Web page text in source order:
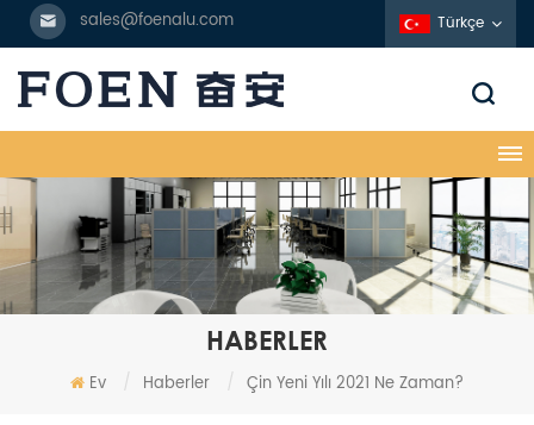
sales@foenalu.com Türkçe
HABERLER
Ev / Haberler / Çin Yeni Yılı 2021 Ne Zaman?